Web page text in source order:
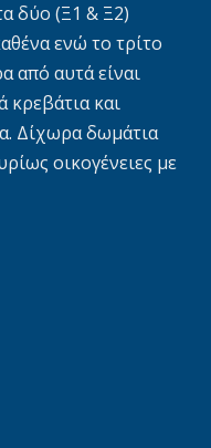
δύο (Ξ1 & Ξ2)
ενώ το τρίτο
από αυτά είναι
και
Δίχωρα δωμάτια
οικογένειες με